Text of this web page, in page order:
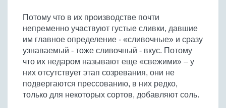
Яйца
Крупы
Потому что в их производстве почти
непременно участвуют густые сливки, давшие
им главное определение - «сливочные» и сразу
узнаваемый - тоже сливочный - вкус. Потому
что их недаром называют еще «свежими» – у
них отсутствует этап созревания, они не
подвергаются прессованию, в них редко,
только для некоторых сортов, добавляют соль.